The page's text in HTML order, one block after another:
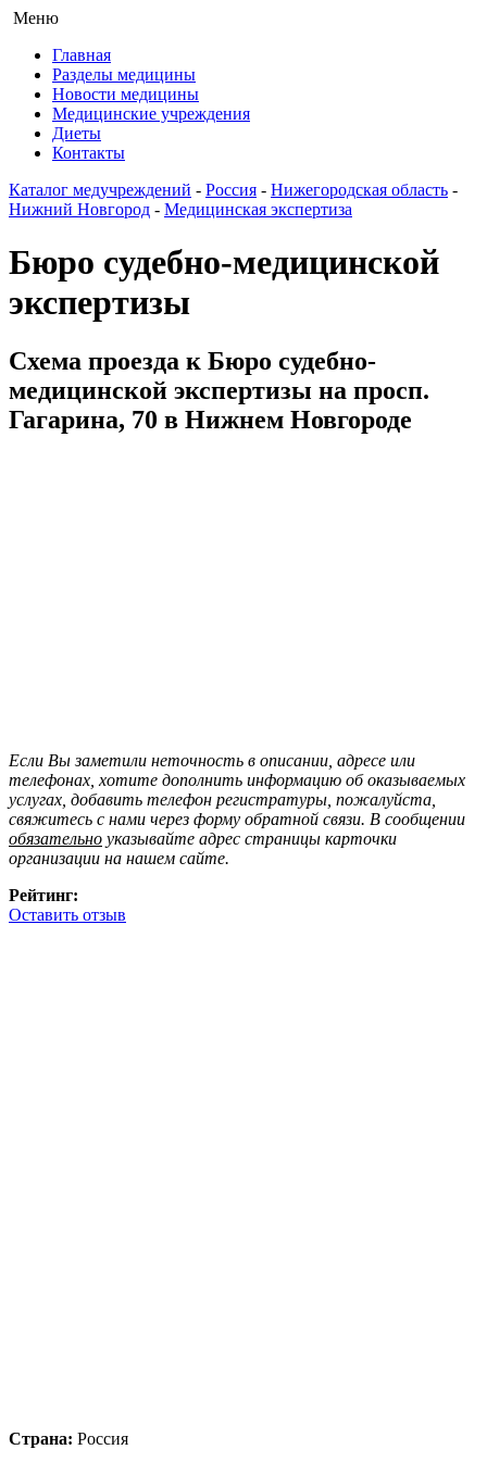
Меню
Главная
Разделы медицины
Новости медицины
Медицинские учреждения
Диеты
Контакты
Каталог медучреждений - Россия - Нижегородская область -
Нижний Новгород - Медицинская экспертиза
Бюро судебно-медицинской
экспертизы
Схема проезда к Бюро судебно-
медицинской экспертизы на просп.
Гагарина, 70 в Нижнем Новгороде
Если Вы заметили неточность в описании, адресе или
телефонах, хотите дополнить информацию об оказываемых
услугах, добавить телефон регистратуры, пожалуйста,
свяжитесь с нами через форму обратной связи. В сообщении
обязательно указывайте адрес страницы карточки
организации на нашем сайте.
Рейтинг:
Оставить отзыв
Страна: Россия